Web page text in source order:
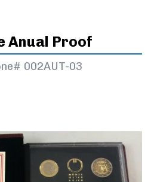
Anual Proof
002AUT-03